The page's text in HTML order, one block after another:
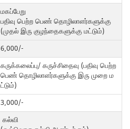
மகப்பேறு
பதிவு பெற்ற பெண் தொழிலாளர்களுக்கு
(முதல் இரு குழந்தைகளுக்கு மட்டும்)
6,000/-
கருக்கலைப்பு/ கருச்சிதைவு (பதிவு பெற்ற
பெண் தொழிலாளர்களுக்கு இரு முறை ம
ட்டும்)
3,000/-
கல்வி